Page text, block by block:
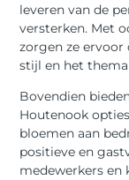
leveren van de
versterken. Met
zorgen ze ervoor
stijl en het
Bovendien
Houtenook
bloemen aan
positieve en
medewerkers en